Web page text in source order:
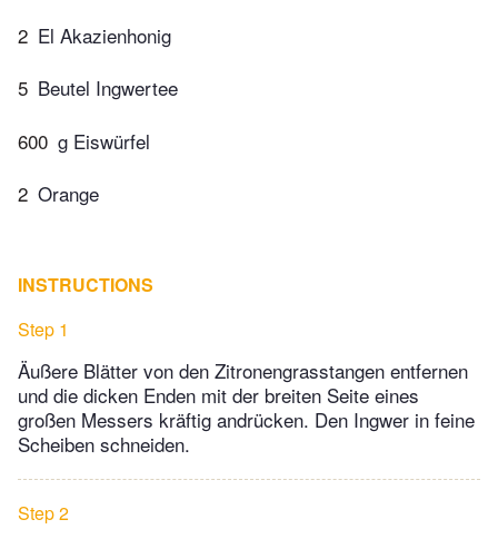
2 El Akazienhonig
5 Beutel Ingwertee
600 g Eiswürfel
2 Orange
INSTRUCTIONS
Step 1
Äußere Blätter von den Zitronengrasstangen entfernen
und die dicken Enden mit der breiten Seite eines
großen Messers kräftig andrücken. Den Ingwer in feine
Scheiben schneiden.
Step 2